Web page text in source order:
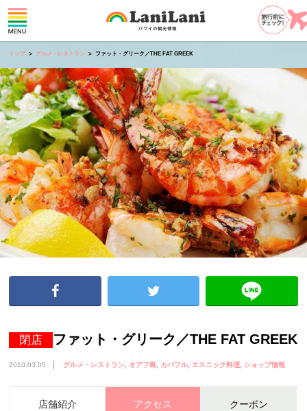
トップ グルメ・レストラン ファット・グリーク／THE FAT GREEK
閉店 ファット・グリーク／THE FAT GREEK
2010.03.05 グルメ・レストラン オアフ島 カパフル エスニック料理 ショップ情報
店舗紹介 アクセス クーポン